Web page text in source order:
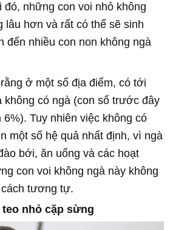
đó, những con voi nhỏ không
lâu hơn và rất có thể sẽ sinh
đến nhiều con non không ngà
ở một số địa điểm, có tới
không có ngà (con số trước đây
Tuy nhiên việc không có
một số hệ quả nhất định, vì ngà
bới, ăn uống và các hoạt
con voi không ngà này không
tương tự.
nhỏ cặp sừng